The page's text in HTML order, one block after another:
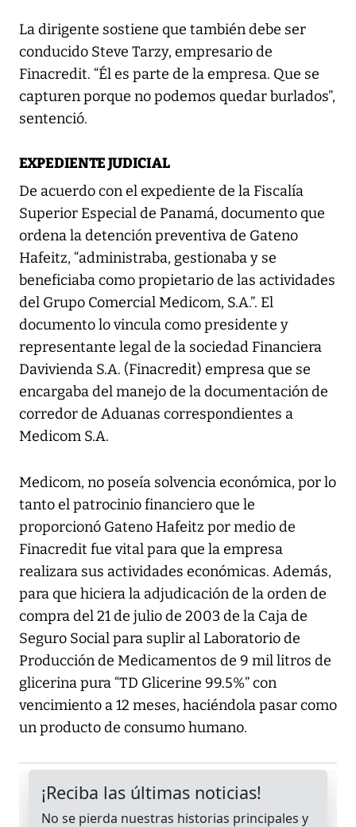
La dirigente sostiene que también debe ser
conducido Steve Tarzy, empresario de
Finacredit. “Él es parte de la empresa. Que se
capturen porque no podemos quedar burlados”,
sentenció.
EXPEDIENTE JUDICIAL
De acuerdo con el expediente de la Fiscalía
Superior Especial de Panamá, documento que
ordena la detención preventiva de Gateno
Hafeitz, “administraba, gestionaba y se
beneficiaba como propietario de las actividades
del Grupo Comercial Medicom, S.A.”. El
documento lo vincula como presidente y
representante legal de la sociedad Financiera
Davivienda S.A. (Finacredit) empresa que se
encargaba del manejo de la documentación de
corredor de Aduanas correspondientes a
Medicom S.A.
Medicom, no poseía solvencia económica, por lo
tanto el patrocinio financiero que le
proporcionó Gateno Hafeitz por medio de
Finacredit fue vital para que la empresa
realizara sus actividades económicas. Además,
para que hiciera la adjudicación de la orden de
compra del 21 de julio de 2003 de la Caja de
Seguro Social para suplir al Laboratorio de
Producción de Medicamentos de 9 mil litros de
glicerina pura “TD Glicerine 99.5%” con
vencimiento a 12 meses, haciéndola pasar como
un producto de consumo humano.